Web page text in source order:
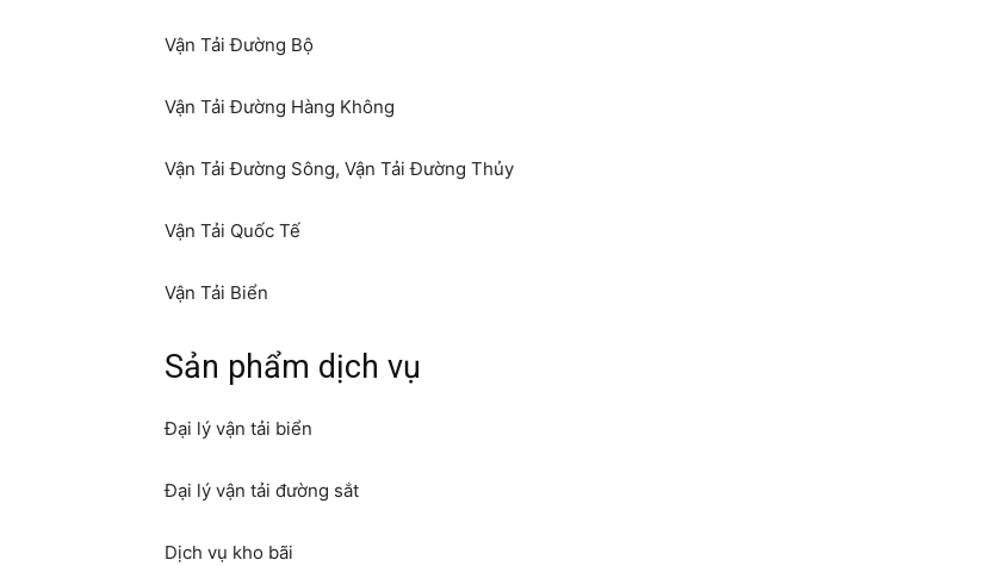
Vận Tải Đường Bộ
Vận Tải Đường Hàng Không
Vận Tải Đường Sông, Vận Tải Đường Thủy
Vận Tải Quốc Tế
Vận Tải Biển
Sản phẩm dịch vụ
Đại lý vận tải biển
Đại lý vận tải đường sắt
Dịch vụ kho bãi